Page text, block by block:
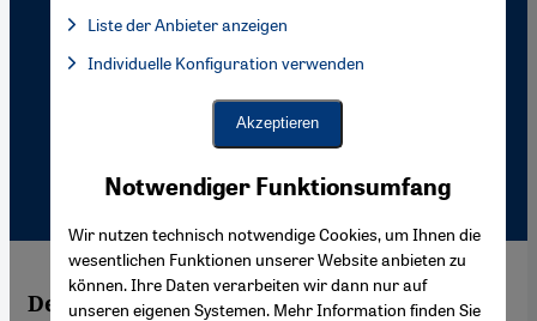
Der weltweite Krieg gegen den Terrorismus
Notwendiger Funktionsumfang
Wir nutzen technisch notwendige Cookies, um Ihnen die
wesentlichen Funktionen unserer Website anbieten zu
können. Ihre Daten verarbeiten wir dann nur auf
unseren eigenen Systemen. Mehr Information finden Sie
Liste der Anbieter anzeigen
Facebook Embed / Facebook Connect, Google Maps Embed,
Facebook Embed / Facebook Connect
Google Maps Embed
Individuelle Konfiguration verwenden
Akzeptieren